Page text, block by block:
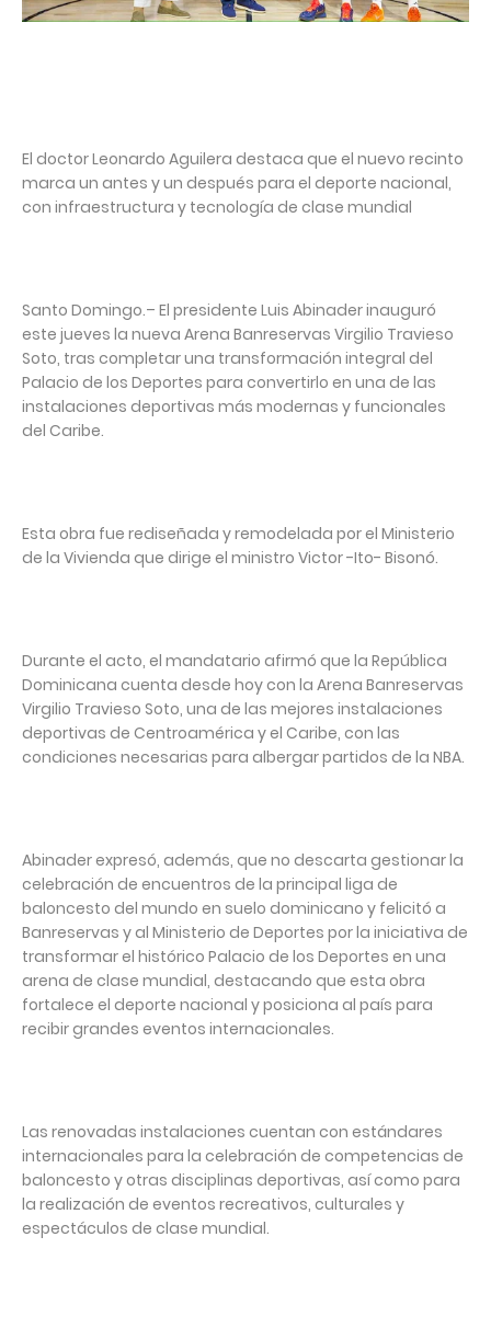
El doctor Leonardo Aguilera destaca que el nuevo recinto
marca un antes y un después para el deporte nacional,
con infraestructura y tecnología de clase mundial
Santo Domingo.– El presidente Luis Abinader inauguró
este jueves la nueva Arena Banreservas Virgilio Travieso
Soto, tras completar una transformación integral del
Palacio de los Deportes para convertirlo en una de las
instalaciones deportivas más modernas y funcionales
del Caribe.
Esta obra fue rediseñada y remodelada por el Ministerio
de la Vivienda que dirige el ministro Victor -Ito- Bisonó.
Durante el acto, el mandatario afirmó que la República
Dominicana cuenta desde hoy con la Arena Banreservas
Virgilio Travieso Soto, una de las mejores instalaciones
deportivas de Centroamérica y el Caribe, con las
condiciones necesarias para albergar partidos de la NBA.
Abinader expresó, además, que no descarta gestionar la
celebración de encuentros de la principal liga de
baloncesto del mundo en suelo dominicano y felicitó a
Banreservas y al Ministerio de Deportes por la iniciativa de
transformar el histórico Palacio de los Deportes en una
arena de clase mundial, destacando que esta obra
fortalece el deporte nacional y posiciona al país para
recibir grandes eventos internacionales.
Las renovadas instalaciones cuentan con estándares
internacionales para la celebración de competencias de
baloncesto y otras disciplinas deportivas, así como para
la realización de eventos recreativos, culturales y
espectáculos de clase mundial.